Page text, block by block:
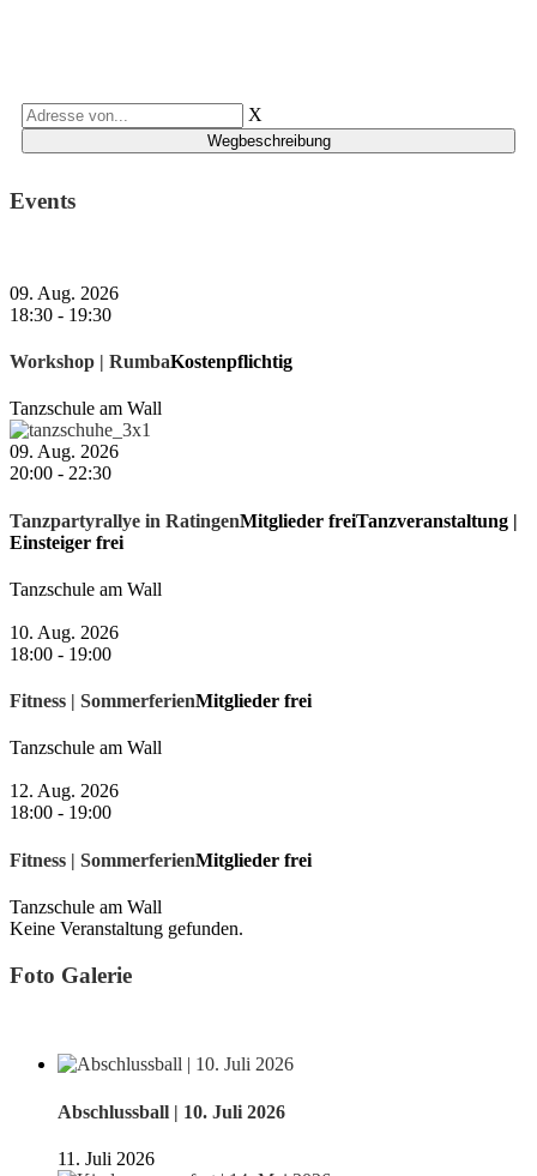
X
Events
09. Aug. 2026
18:30 - 19:30
Workshop | RumbaKostenpflichtig
Tanzschule am Wall
09. Aug. 2026
20:00 - 22:30
Tanzpartyrallye in RatingenMitglieder freiTanzveranstaltung |
Einsteiger frei
Tanzschule am Wall
10. Aug. 2026
18:00 - 19:00
Fitness | SommerferienMitglieder frei
Tanzschule am Wall
12. Aug. 2026
18:00 - 19:00
Fitness | SommerferienMitglieder frei
Tanzschule am Wall
Keine Veranstaltung gefunden.
Foto Galerie
Abschlussball | 10. Juli 2026
11. Juli 2026